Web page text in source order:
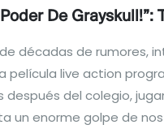
Poder De
décadas de rumores,
película live action
después del colegio,
un enorme golpe de